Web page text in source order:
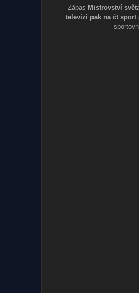
Zápas Mistrovství
televizi pak na čt sport